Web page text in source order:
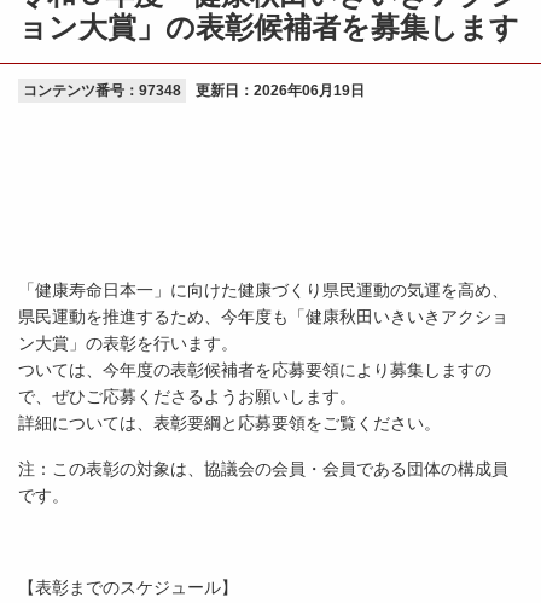
ョン大賞」の表彰候補者を募集します
コンテンツ番号：97348 更新日： 2026年06月19日
「健康寿命日本一」に向けた健康づくり県民運動の気運を高め、
県民運動を推進するため、今年度も「健康秋田いきいきアクショ
ン大賞」の表彰を行います。
ついては、今年度の表彰候補者を応募要領により募集しますの
で、ぜひご応募くださるようお願いします。
詳細については、表彰要綱と応募要領をご覧ください。
注：この表彰の対象は、協議会の会員・会員である団体の構成員
です。
【表彰までのスケジュール】